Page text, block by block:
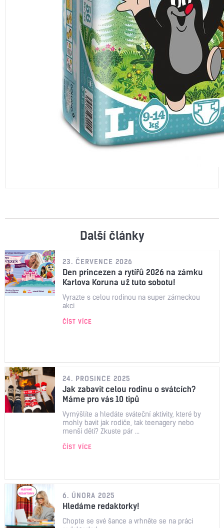
Další články
23. ČERVENCE 2026
Den princezen a rytířů 2026 na zámku
Karlova Koruna už tuto sobotu!
Vyrazte s celou rodinou na super zámeckou
akci
ČÍST VÍCE
24. PROSINCE 2025
Jak zabavit celou rodinu o svátcích?
Máme pro vás 10 tipů
Vymýšlíte a hledáte sváteční aktivity, které by
mohly bavit jak rodiče, tak teenagery nebo
menší děti? Zkuste pár ...
ČÍST VÍCE
6. ÚNORA 2025
Hledáme redaktorky!
Chopte se své šance a vrhněte se na práci